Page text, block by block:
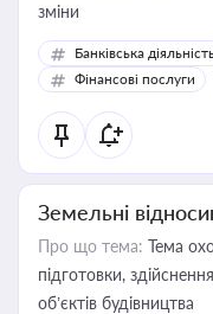
зміни
Банківська
Фінансові послуги
Земельні
Про що тема: Тема
підготовки,
об’єктів будівництва